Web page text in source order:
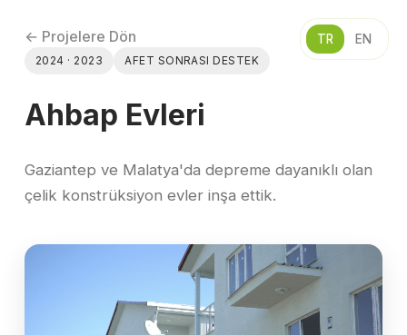
TR EN
← Projelere Dön
2024 · 2023 AFET SONRASI DESTEK
Ahbap Evleri
Gaziantep ve Malatya'da depreme dayanıklı olan
çelik konstrüksiyon evler inşa ettik.